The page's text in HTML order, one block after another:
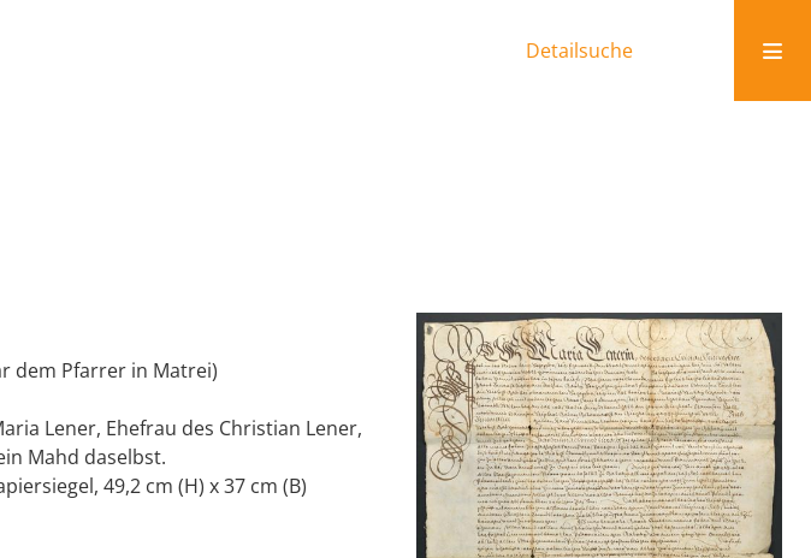
Detailsuche
dem Pfarrer in Matrei)
Lener, Ehefrau des Christian Lener,
Mahd daselbst.
49,2 cm (H) x 37 cm (B)